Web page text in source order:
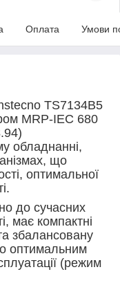
Оплата Умови
TS7134B5
MRP-IEC 680
обладнанні,
що
оптимальної
до сучасних
має компактні
збалансовану
оптимальним
(режим